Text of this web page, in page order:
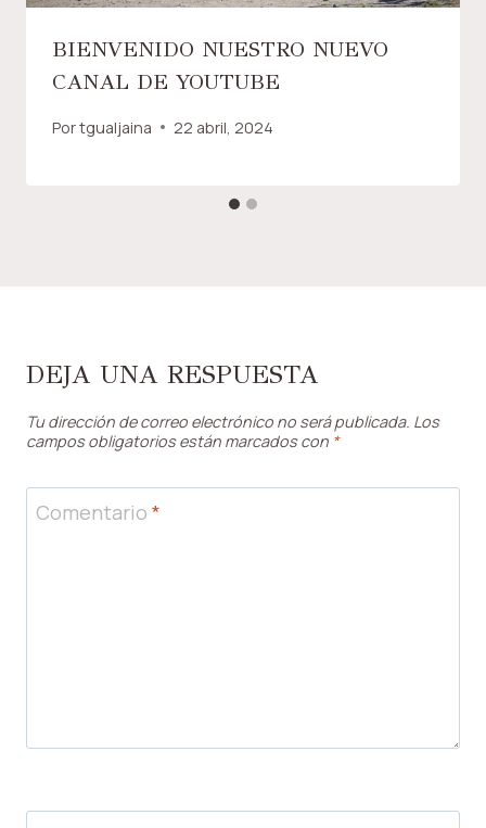
BIENVENIDO NUESTRO NUEVO
CANAL DE YOUTUBE
Portgualjaina 22 abril, 2024
DEJA UNA RESPUESTA
Tu dirección de correo electrónico no será publicada. Los
campos obligatorios están marcados con *
Comentario *